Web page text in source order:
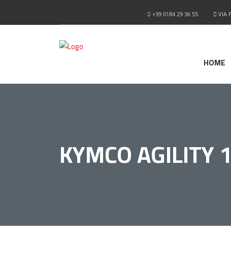
VIA
+39 0184 29 36 55
HOME
KYMCO AGILITY